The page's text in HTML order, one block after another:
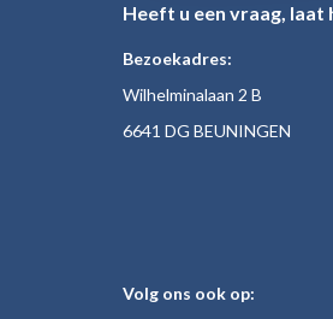
Heeft u een vraag, laat
Bezoekadres:
Wilhelminalaan 2 B
6641 DG BEUNINGEN
Volg ons ook op: